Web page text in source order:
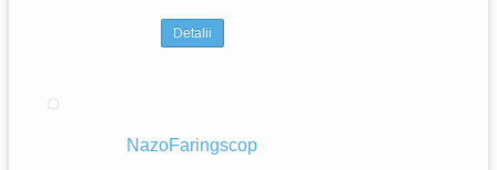
Detalii
NazoFaringscop